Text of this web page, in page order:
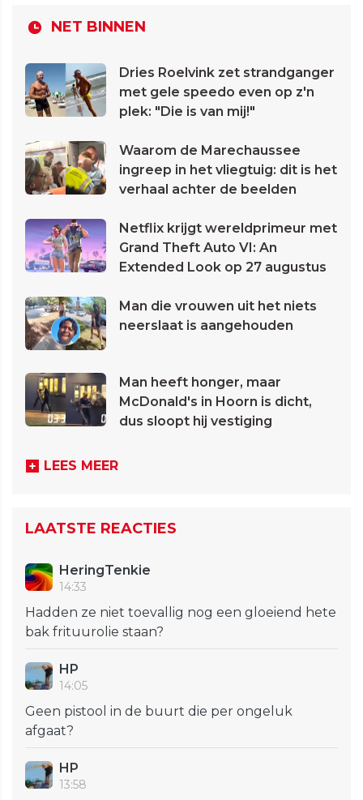
NET BINNEN
Dries Roelvink zet strandganger
met gele speedo even op z'n
plek: "Die is van mij!"
Waarom de Marechaussee
ingreep in het vliegtuig: dit is het
verhaal achter de beelden
Netflix krijgt wereldprimeur met
Grand Theft Auto VI: An
Extended Look op 27 augustus
Man die vrouwen uit het niets
neerslaat is aangehouden
Man heeft honger, maar
McDonald's in Hoorn is dicht,
dus sloopt hij vestiging
LEES MEER
LAATSTE REACTIES
HeringTenkie
14:33
Hadden ze niet toevallig nog een gloeiend hete
bak frituurolie staan?
HP
14:05
Geen pistool in de buurt die per ongeluk
afgaat?
HP
13:58